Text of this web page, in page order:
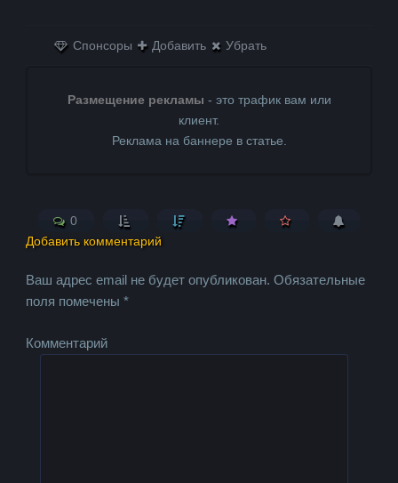
Спонсоры Добавить Убрать
Размещение рекламы - это трафик вам или
клиент.
Реклама на баннере в статье.
0
Добавить комментарий
Ваш адрес email не будет опубликован. Обязательные
поля помечены*
Комментарий